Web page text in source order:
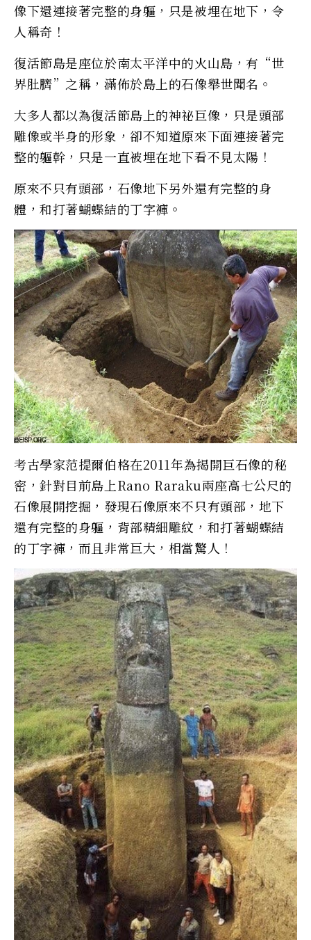
像下還連接著完整的身軀，只是被埋在地下，令
人稱奇！
復活節島是座位於南太平洋中的火山島，有“世
界肚臍”之稱，滿佈於島上的石像舉世聞名。
大多人都以為復活節島上的神祕巨像，只是頭部
雕像或半身的形象，卻不知道原來下面連接著完
整的軀幹，只是一直被埋在地下看不見太陽！
原來不只有頭部，石像地下另外還有完整的身
體，和打著蝴蝶結的丁字褲。
考古學家范提爾伯格在2011年為揭開巨石像的秘
密，針對目前島上Rano Raraku兩座高七公尺的
石像展開挖掘，發現石像原來不只有頭部，地下
還有完整的身軀，背部精細雕紋，和打著蝴蝶結
的丁字褲，而且非常巨大，相當驚人！